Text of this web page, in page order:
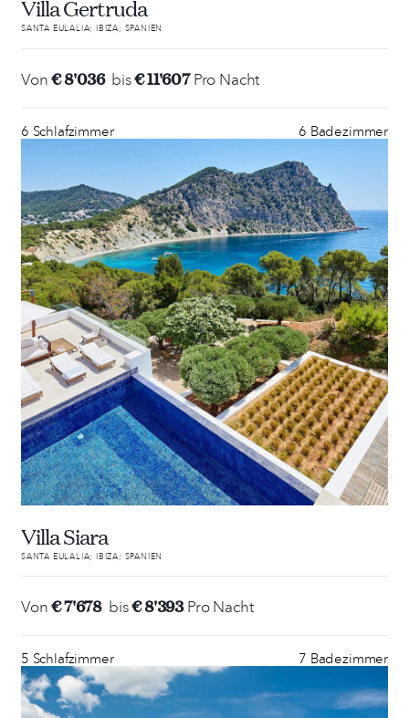
Villa Gertruda
SANTA EULALIA; IBIZA; SPANIEN
Von€ 8'036 bis€ 11'607Pro Nacht
6 Schlafzimmer 6 Badezimmer
Villa Siara
SANTA EULALIA; IBIZA; SPANIEN
Von€ 7'678 bis€ 8'393Pro Nacht
5 Schlafzimmer 7 Badezimmer